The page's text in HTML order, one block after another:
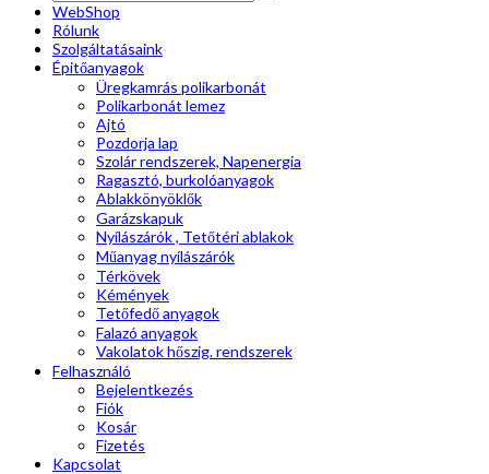
WebShop
Rólunk
Szolgáltatásaink
Épitőanyagok
Üregkamrás polikarbonát
Polikarbonát lemez
Ajtó
Pozdorja lap
Szolár rendszerek, Napenergia
Ragasztó, burkolóanyagok
Ablakkönyöklők
Garázskapuk
Nyílászárók , Tetőtéri ablakok
Műanyag nyílászárók
Térkövek
Kémények
Tetőfedő anyagok
Falazó anyagok
Vakolatok hőszig. rendszerek
Felhasználó
Bejelentkezés
Fiók
Kosár
Fizetés
Kapcsolat